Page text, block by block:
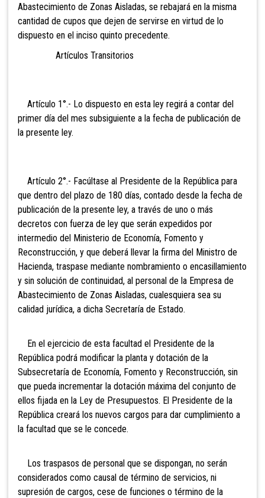
Abastecimiento de Zonas Aisladas, se rebajará en la misma
cantidad de cupos que dejen de servirse en virtud de lo
dispuesto en el inciso quinto precedente.
Artículos Transitorios
Artículo 1°.- Lo dispuesto en esta ley regirá a contar del
primer día del mes subsiguiente a la fecha de publicación de
la presente ley.
Artículo 2°.- Facúltase al Presidente de la República para
que dentro del plazo de 180 días, contado desde la fecha de
publicación de la presente ley, a través de uno o más
decretos con fuerza de ley que serán expedidos por
intermedio del Ministerio de Economía, Fomento y
Reconstrucción, y que deberá llevar la firma del Ministro de
Hacienda, traspase mediante nombramiento o encasillamiento
y sin solución de continuidad, al personal de la Empresa de
Abastecimiento de Zonas Aisladas, cualesquiera sea su
calidad jurídica, a dicha Secretaría de Estado.
En el ejercicio de esta facultad el Presidente de la
República podrá modificar la planta y dotación de la
Subsecretaría de Economía, Fomento y Reconstrucción, sin
que pueda incrementar la dotación máxima del conjunto de
ellos fijada en la Ley de Presupuestos. El Presidente de la
República creará los nuevos cargos para dar cumplimiento a
la facultad que se le concede.
Los traspasos de personal que se dispongan, no serán
considerados como causal de término de servicios, ni
supresión de cargos, cese de funciones o término de la